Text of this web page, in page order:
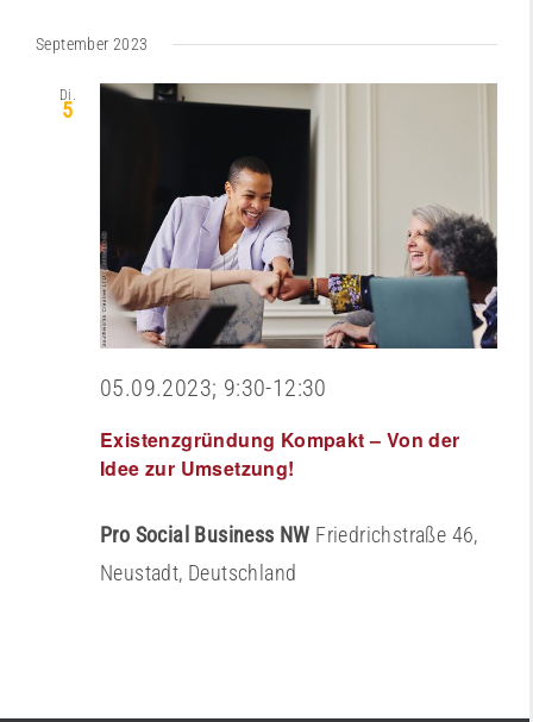
wählen.
September 2023
Di.
5
Existenzgründung Kompakt – Von der
Idee zur Umsetzung!
05.09.2023; 9:30-12:30
Pro Social Business NW Friedrichstraße 46,
Neustadt, Deutschland